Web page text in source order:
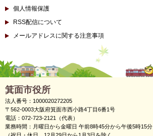
個人情報保護
RSS配信について
メールアドレスに関する注意事項
箕面市役所
法人番号：1000020272205
〒562-0003大阪府箕面市西小路4丁目6番1号
電話：072-723-2121（代表）
業務時間：月曜日から金曜日 午前8時45分から午後5時15分